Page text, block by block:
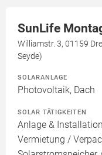
SunLife
Williamstr. 3, 01159
Seyde)
SOLARANLAGE
Photovoltaik, Dach
SOLAR TÄTIGKEITEN
Anlage &
Vermietung /